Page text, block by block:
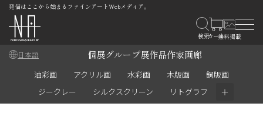
発信はここから始まるファインアートWebメディア。
日本語 個展グループ展作品作家画廊
油彩画 アクリル画 水彩画 木版画
銅版画
ジークレー
シルクスクリーン リトグラフ ＋